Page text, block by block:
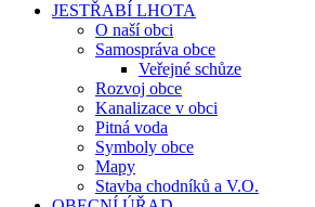
JESTŘABÍ LHOTA
O naší obci
Samospráva obce
Veřejné schůze
Rozvoj obce
Kanalizace v obci
Pitná voda
Symboly obce
Mapy
Stavba chodníků a V.O.